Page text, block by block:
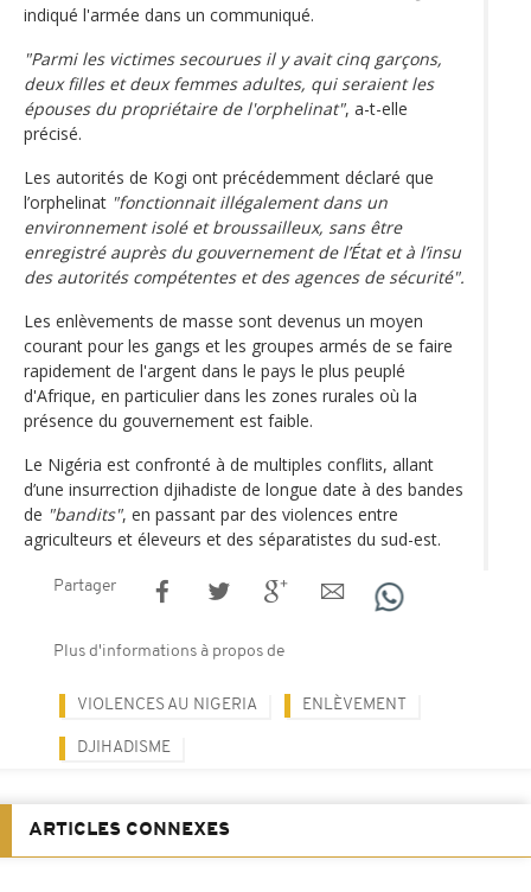
indiqué l'armée dans un communiqué.
"Parmi les victimes secourues il y avait cinq garçons,
deux filles et deux femmes adultes, qui seraient les
épouses du propriétaire de l'orphelinat", a-t-elle
précisé.
Les autorités de Kogi ont précédemment déclaré que
l’orphelinat "fonctionnait illégalement dans un
environnement isolé et broussailleux, sans être
enregistré auprès du gouvernement de l’État et à l’insu
des autorités compétentes et des agences de sécurité".
Les enlèvements de masse sont devenus un moyen
courant pour les gangs et les groupes armés de se faire
rapidement de l'argent dans le pays le plus peuplé
d'Afrique, en particulier dans les zones rurales où la
présence du gouvernement est faible.
Le Nigéria est confronté à de multiples conflits, allant
d’une insurrection djihadiste de longue date à des bandes
de "bandits", en passant par des violences entre
agriculteurs et éleveurs et des séparatistes du sud-est.
Partager
Plus d'informations à propos de
VIOLENCES AU NIGERIA ENLÈVEMENT
DJIHADISME
ARTICLES CONNEXES